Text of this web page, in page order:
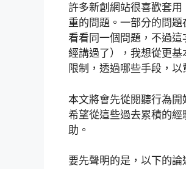
許多新創網站很喜歡套
重的問題。一部分的問題
看看同一個問題，不過
經講過了），我想從更
限制，透過哪些手段，
本文將會先從閱聽行為
希望從這些過去累積的
助。
要先聲明的是，以下的